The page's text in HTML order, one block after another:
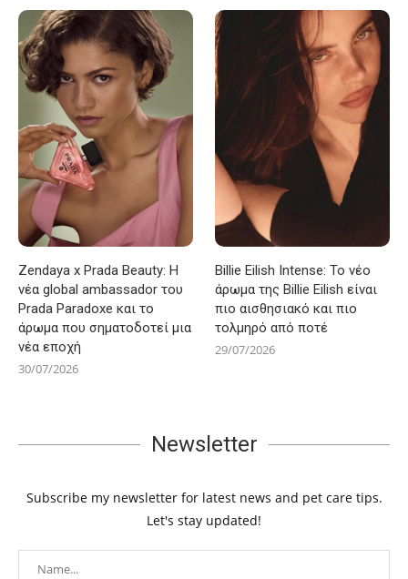
Zendaya x Prada Beauty: Η
νέα global ambassador του
Prada Paradoxe και το
άρωμα που σηματοδοτεί μια
νέα εποχή
30/07/2026
Billie Eilish Intense: Το νέο
άρωμα της Billie Eilish είναι
πιο αισθησιακό και πιο
τολμηρό από ποτέ
29/07/2026
Newsletter
Subscribe my newsletter for latest news and pet care tips.
Let's stay updated!